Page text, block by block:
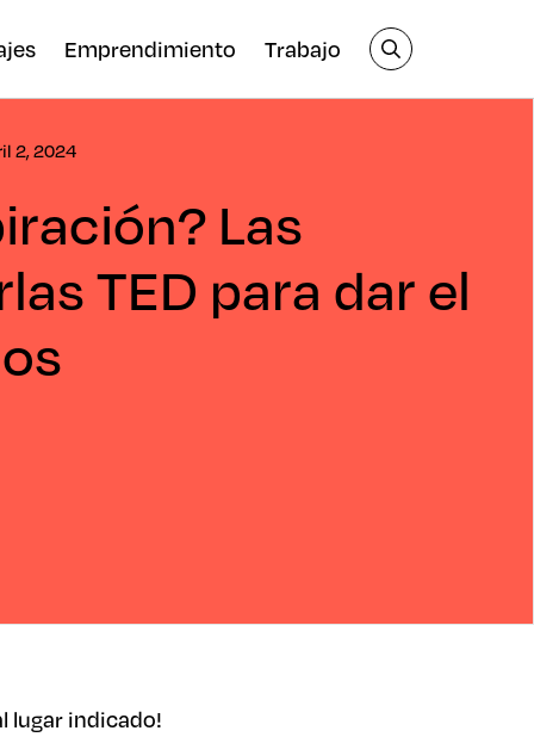
Emprendimiento Trabajo
2, 2024
Las
TED para dar el
lugar indicado!